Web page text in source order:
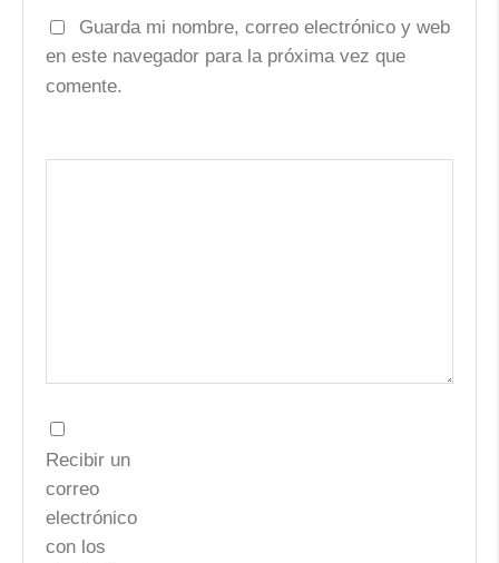
Guarda mi nombre, correo electrónico y web
en este navegador para la próxima vez que
comente.
Recibir un
correo
electrónico
con los